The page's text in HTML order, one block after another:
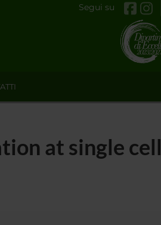
Segui su
at single cell